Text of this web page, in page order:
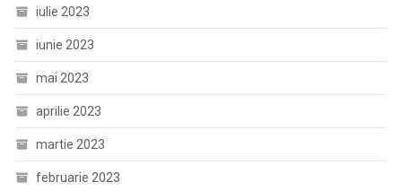
iulie 2023
iunie 2023
mai 2023
aprilie 2023
martie 2023
februarie 2023